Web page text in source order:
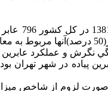
بر اساس
و عملكرد عابرين
در شهر تهران